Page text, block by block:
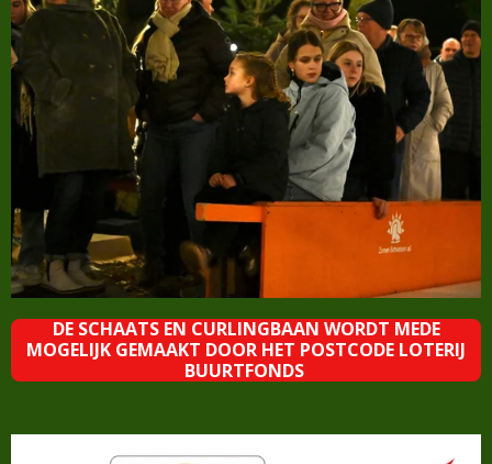
DE SCHAATS EN CURLINGBAAN WORDT MEDE
MOGELIJK GEMAAKT DOOR HET POSTCODE LOTERIJ
BUURTFONDS